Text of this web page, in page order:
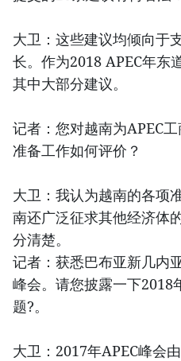
大卫：这些建议均倾向于
长。作为2018 APEC年东
其中大部分建议。
记者：您对越南为APEC
准备工作如何评价？
大卫：我认为越南的各项
南还广泛征求其他经济体
分清楚。
记者：获悉巴布亚新几内
峰会。请您披露一下2018
题?。
大卫：2017年APEC峰会